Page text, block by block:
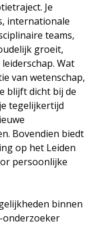
Je
internationale
teams,
groeit,
Wat
van wetenschap,
blijft dicht bij de
tegelijkertijd
Bovendien biedt
op het Leiden
persoonlijke
binnen
onderzoeker